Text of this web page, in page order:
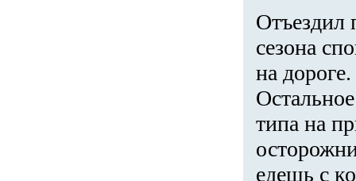
Отъездил
сезона
на
типа на
едешь с